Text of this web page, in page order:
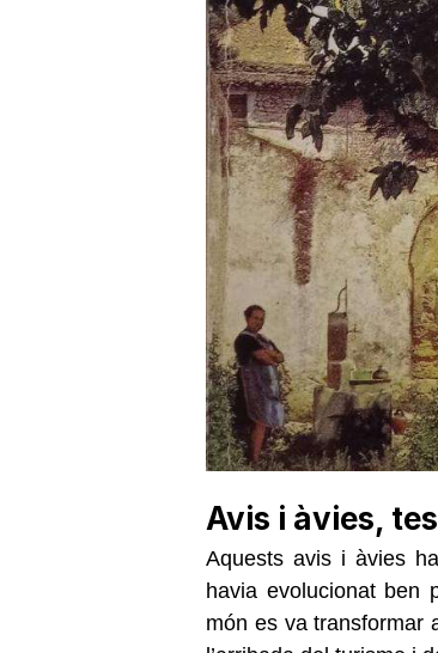
Avis i àvies,
Aquests avis i àvies
havia evolucionat ben
món es va transformar